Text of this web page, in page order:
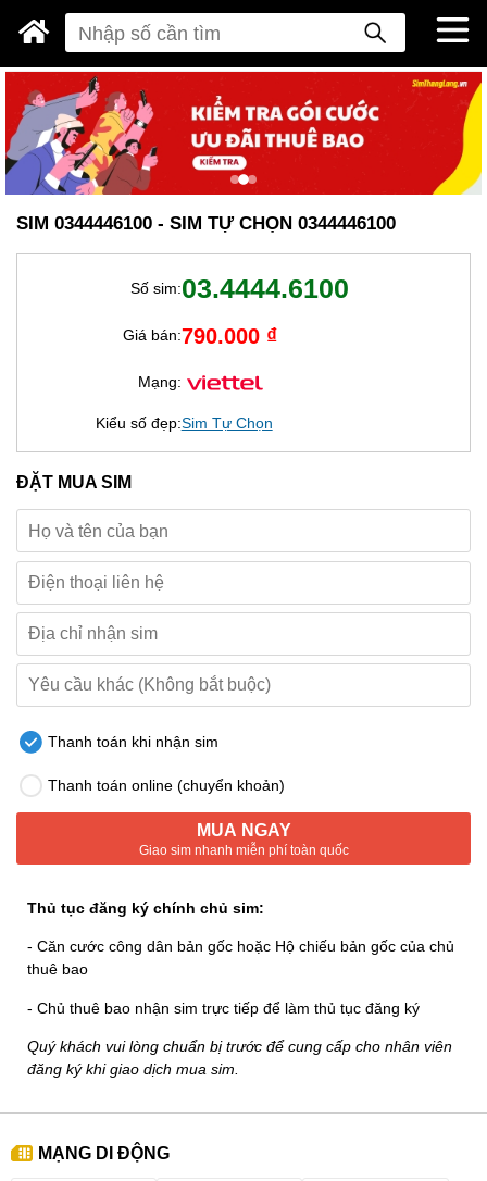
SIM 0344446100 - SIM TỰ CHỌN 0344446100
Số sim:03.4444.6100
Giá bán:790.000 ₫
Mạng:
Kiểu số đẹp:Sim Tự Chọn
ĐẶT MUA SIM
Thanh toán khi nhận sim
Thanh toán online (chuyển khoản)
MUA NGAY
Giao sim nhanh miễn phí toàn quốc
Thủ tục đăng ký chính chủ sim:
- Căn cước công dân bản gốc hoặc Hộ chiếu bản gốc của chủ
thuê bao
- Chủ thuê bao nhận sim trực tiếp để làm thủ tục đăng ký
Quý khách vui lòng chuẩn bị trước để cung cấp cho nhân viên
đăng ký khi giao dịch mua sim.
MẠNG DI ĐỘNG